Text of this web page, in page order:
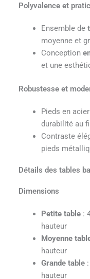
Polyvalence et
Ensemble de
moyenne et
Conception
et une
Robustesse et
Pieds en
durabilité au
Contraste
pieds
Détails des tables
Dimensions
Petite table:
hauteur
Moyenne
hauteur
Grande table:
hauteur